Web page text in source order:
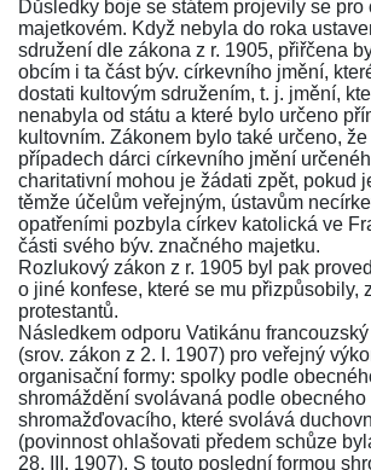
Důsledky boje se státem projevily se pro
majetkovém. Když nebyla do roka
sdružení dle zákona z r. 1905, přiřčena
obcím i ta část býv. církevního jmění,
dostati kultovým sdružením, t. j. jmění,
nenabyla od státu a které bylo určeno
kultovním. Zákonem bylo také určeno,
případech dárci církevního jmění
charitativní mohou je žádati zpět, pokud
těmže účelům veřejným, ústavům
opatřeními pozbyla církev katolická ve
části svého býv. značného majetku.
Rozlukový zákon z r. 1905 byl pak
o jiné konfese, které se mu přizpůsobily,
protestantů.
Následkem odporu Vatikánu francouzský
(srov. zákon z 2. I. 1907) pro veřejný
organisační formy: spolky podle
shromáždění svolávaná podle obecného
shromažďovacího, které svolává
(povinnost ohlašovati předem schůze
28. III. 1907). S touto poslední formou